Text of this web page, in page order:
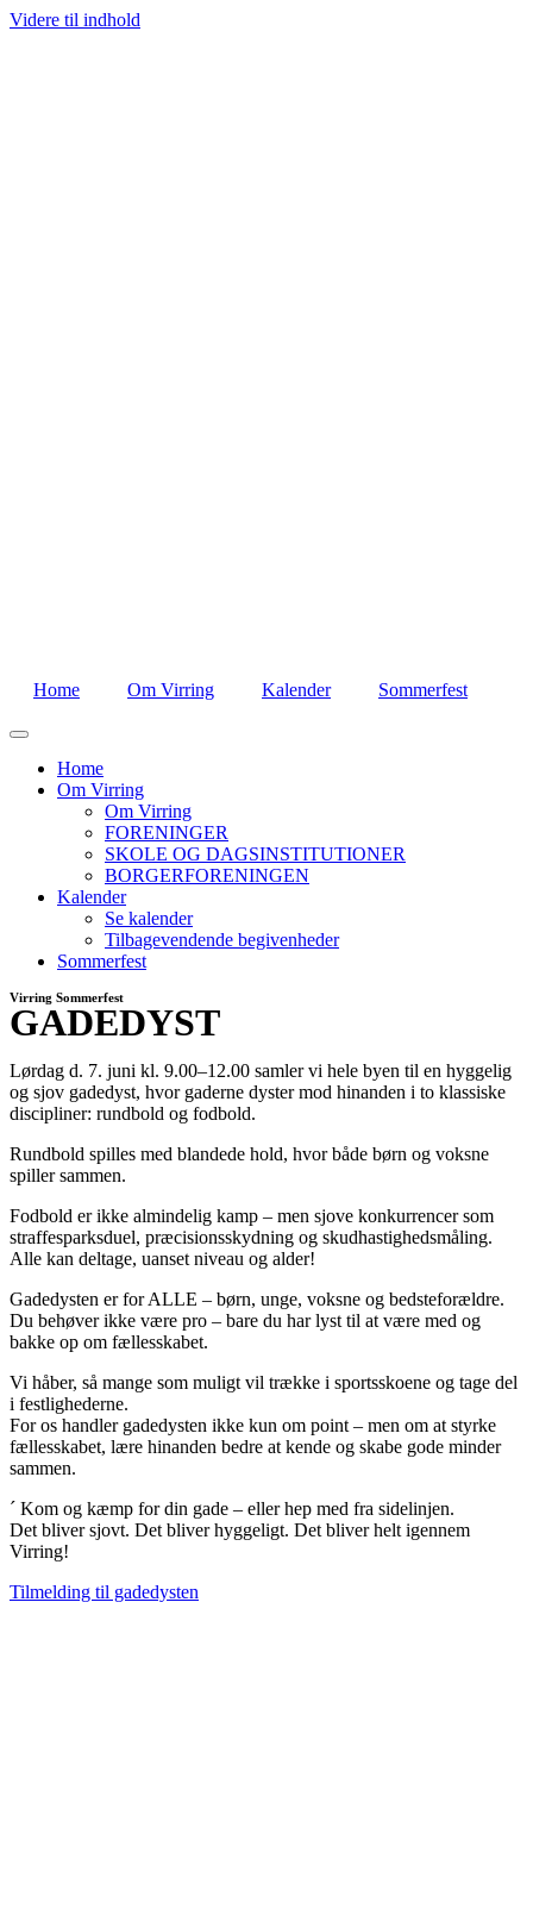
Videre til indhold
Home Om Virring Kalender Sommerfest
Home
Om Virring
Om Virring
FORENINGER
SKOLE OG DAGSINSTITUTIONER
BORGERFORENINGEN
Kalender
Se kalender
Tilbagevendende begivenheder
Sommerfest
Virring Sommerfest
GADEDYST
Lørdag d. 7. juni kl. 9.00–12.00 samler vi hele byen til en hyggelig
og sjov gadedyst, hvor gaderne dyster mod hinanden i to klassiske
discipliner: rundbold og fodbold.
Rundbold spilles med blandede hold, hvor både børn og voksne
spiller sammen.
Fodbold er ikke almindelig kamp – men sjove konkurrencer som
straffesparksduel, præcisionsskydning og skudhastighedsmåling.
Alle kan deltage, uanset niveau og alder!
Gadedysten er for ALLE – børn, unge, voksne og bedsteforældre.
Du behøver ikke være pro – bare du har lyst til at være med og
bakke op om fællesskabet.
Vi håber, så mange som muligt vil trække i sportsskoene og tage del
i festlighederne.
For os handler gadedysten ikke kun om point – men om at styrke
fællesskabet, lære hinanden bedre at kende og skabe gode minder
sammen.
´ Kom og kæmp for din gade – eller hep med fra sidelinjen.
Det bliver sjovt. Det bliver hyggeligt. Det bliver helt igennem
Virring!
Tilmelding til gadedysten